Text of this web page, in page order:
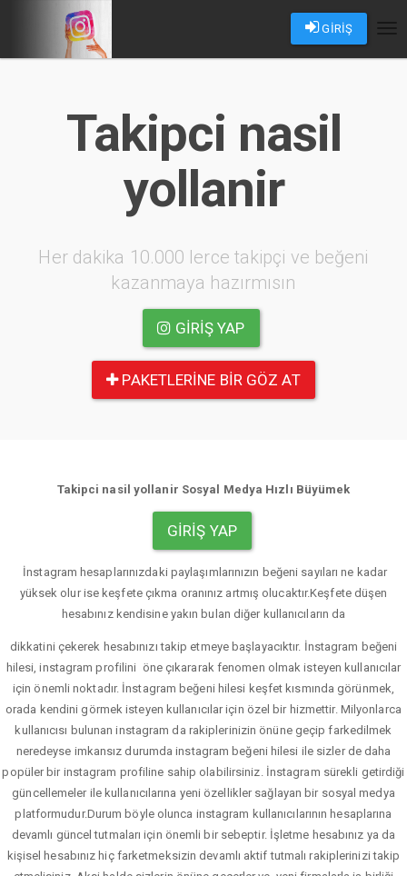
GİRİŞ
Takipci nasil
yollanir
Her dakika 10.000 lerce takipçi ve beğeni
kazanmaya hazırmısın
GIRIŞ YAP
PAKETLERINE BIR GÖZ AT
Takipci nasil yollanir Sosyal Medya Hızlı Büyümek
GIRIŞ YAP
İnstagram hesaplarınızdaki paylaşımlarınızın beğeni sayıları ne kadar
yüksek olur ise keşfete çıkma oranınız artmış olucaktır.Keşfete düşen
hesabınız kendisine yakın bulan diğer kullanıcıların da
dikkatini çekerek hesabınızı takip etmeye başlayacıktır. İnstagram beğeni
hilesi, instagram profilini öne çıkararak fenomen olmak isteyen kullanıcılar
için önemli noktadır. İnstagram beğeni hilesi keşfet kısmında görünmek,
orada kendini görmek isteyen kullanıcılar için özel bir hizmettir. Milyonlarca
kullanıcısı bulunan instagram da rakiplerinizin önüne geçip farkedilmek
neredeyse imkansız durumda instagram beğeni hilesi ile sizler de daha
popüler bir instagram profiline sahip olabilirsiniz. İnstagram sürekli getirdiği
güncellemeler ile kullanıcılarına yeni özellikler sağlayan bir sosyal medya
platformudur.Durum böyle olunca instagram kullanıcılarının hesaplarına
devamlı güncel tutmaları için önemli bir sebeptir. İşletme hesabınız ya da
kişisel hesabınız hiç farketmeksizin devamlı aktif tutmalı rakiplerinizi takip